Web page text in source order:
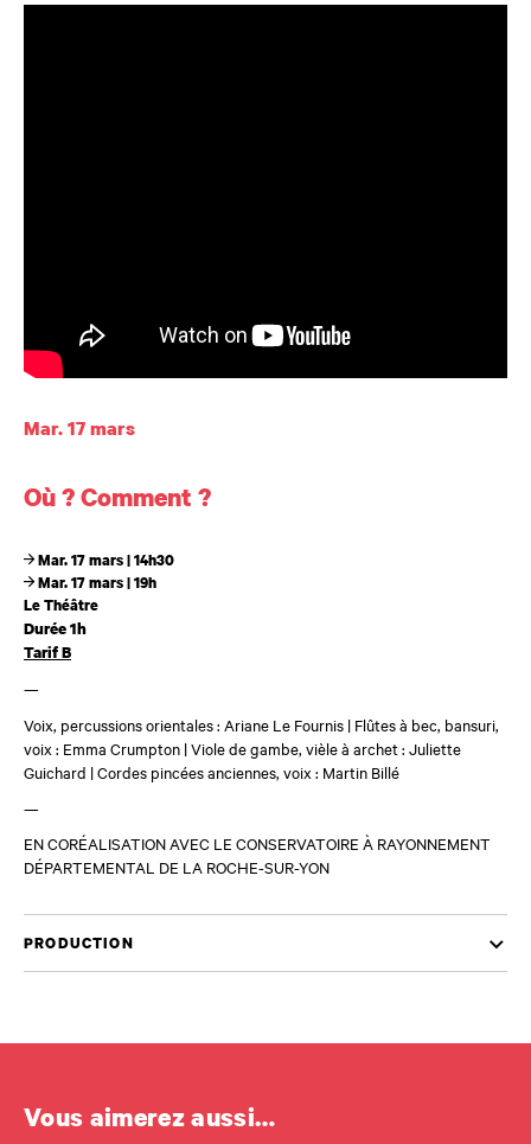
Dates et horaires
Mar. 17 mars
Où ? Comment ?
Mar. 17 mars | 14h30
Mar. 17 mars | 19h
Le Théâtre
Durée 1h
Tarif B
—
Voix, percussions orientales : Ariane Le Fournis | Flûtes à bec, bansuri,
voix : Emma Crumpton | Viole de gambe, vièle à archet : Juliette
Guichard | Cordes pincées anciennes, voix : Martin Billé
—
EN CORÉALISATION AVEC LE CONSERVATOIRE À RAYONNEMENT
DÉPARTEMENTAL DE LA ROCHE-SUR-YON
PRODUCTION
Vous aimerez aussi…